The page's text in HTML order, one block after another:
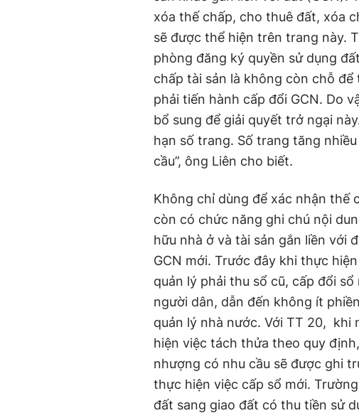
xóa thế chấp, cho thuê đất, xóa
sẽ được thể hiện trên trang này.
phòng đăng ký quyền sử dụng
chấp tài sản là không còn chỗ
phải tiến hành cấp đổi GCN. Do
bổ sung để giải quyết trở ngại
hạn số trang. Số trang tăng
cầu”, ông Liên cho biết.
Không chỉ dùng để xác nhận thế
còn có chức năng ghi chú nội
hữu nhà ở và tài sản gắn liền với
GCN mới. Trước đây khi thực
quản lý phải thu sổ cũ, cấp đổi
người dân, dẫn đến không ít
quản lý nhà nước. Với TT 20,
hiện việc tách thửa theo quy
nhượng có nhu cầu sẽ được ghi
thực hiện việc cấp sổ mới.
đất sang giao đất có thu tiền sử